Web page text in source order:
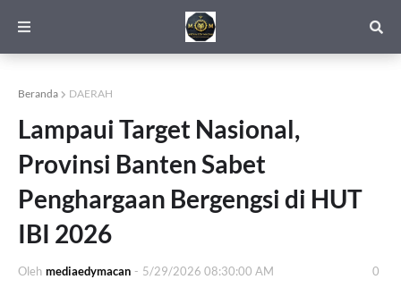
Beranda DAERAH
Lampaui Target Nasional,
Provinsi Banten Sabet
Penghargaan Bergengsi di HUT
IBI 2026
Oleh mediaedymacan - 5/29/2026 08:30:00 AM 0